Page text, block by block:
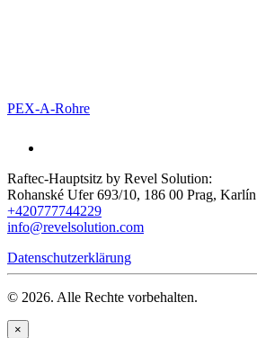
PEX-A-Rohre
Raftec-Hauptsitz by Revel Solution:
Rohanské Ufer 693/10, 186 00 Prag, Karlín
+420777744229
info@revelsolution.com
Datenschutzerklärung
© 2026. Alle Rechte vorbehalten.
×